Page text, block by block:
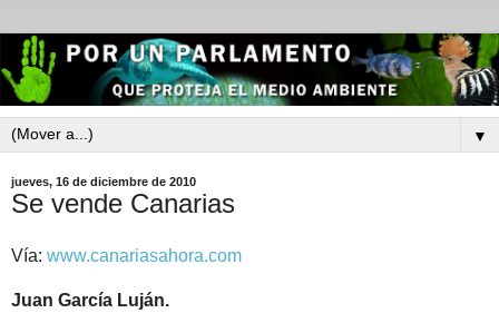
▼
jueves, 16 de diciembre de 2010
Se vende Canarias
Vía: www.canariasahora.com
Juan García Luján.